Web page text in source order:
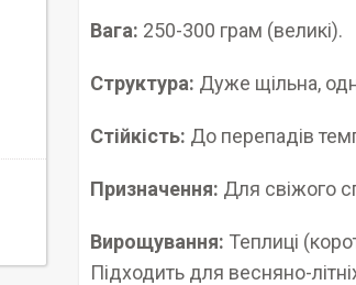
Вага: 250-300 грам (великі).
Структура: Дуже щільна,
Стійкість: До перепадів
Призначення: Для свіжого
Вирощування: Теплиці
Підходить для весняно-